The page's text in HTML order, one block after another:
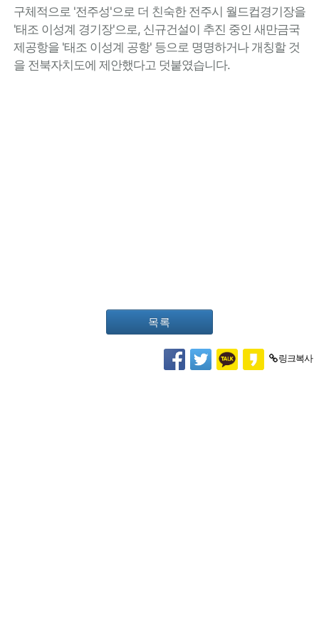
구체적으로 '전주성'으로 더 친숙한 전주시 월드컵경기장을
'태조 이성계 경기장'으로, 신규건설이 추진 중인 새만금국
제공항을 '태조 이성계 공항' 등으로 명명하거나 개칭할 것
을 전북자치도에 제안했다고 덧붙였습니다.
목록
링크복사